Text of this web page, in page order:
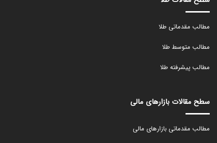
مطالب مقدماتی طلا
مطالب متوسط طلا
مطالب پیشرفته طلا
سطح مقالات بازارهای مالی
مطالب مقدماتی بازارهای مالی